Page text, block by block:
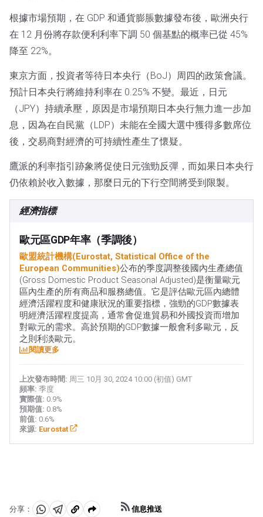
根據市場預期，在 GDP 和通貨膨脹數據發布後，歐洲央行
在 12 月份將存款便利利率下調 50 個基點的概率已從 45%
降至 22%。
東京方面，投資者等待日本央行（BoJ）周四的政策會議。
預計日本央行將維持利率在 0.25% 不變。最近，日元
（JPY）持續承壓，原因是市場預期日本央行無力進一步加
息，因為在自民黨（LDP）未能在全國大選中獲得多數席位
後，交易商對經濟的可持續性產生了懷疑。
鷹派的利率指引跡象將促使日元強勁反彈，而如果日本央行
仍依賴於收入數據，那麼日元的下行空間將受到限製。
經濟指標
歐元區GDP年率（季調後）
歐盟統計機構(Eurostat, Statistical Office of the
European Communities)公布的季度調整後國內生產總值
(Gross Domestic Product Seasonal Adjusted)是衡量歐元
區內生產的所有商品和服務總值。它是評估歐元區內總體
經濟活躍程度和健康狀況的重要指標，強勁的GDP數據表
明經濟活躍程度提高，通常會促進貿易和外國投資而增加
對歐元的需求。高於預期的GDP數據一般會利多歐元，反
之則利淡歐元。
閱讀更多
上次發布時間: 周三 10月 30, 2024 10:00 (初值) GMT
頻率: 季度
實際值: 0.9%
預期值: 0.8%
前值: 0.6%
來源: Eurostat
分享： 信息推送